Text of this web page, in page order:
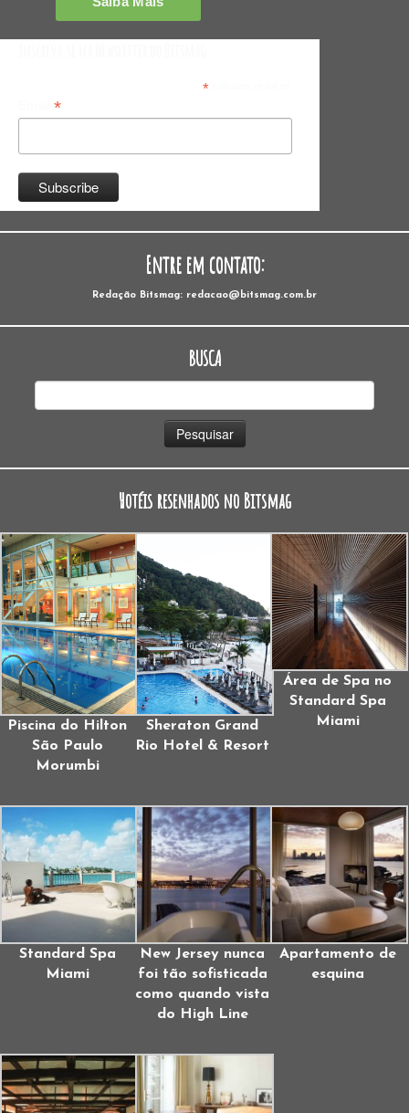
*indicates required
*
Entre em contato:
Redação Bitsmag: redacao@bitsmag.com.br
BUSCA
Hotéis resenhados no Bitsmag
Piscina do Hilton
São Paulo
Morumbi
Sheraton Grand
Rio Hotel & Resort
Área de Spa no
Standard Spa
Miami
Standard Spa
Miami
New Jersey nunca
foi tão sofisticada
como quando vista
do High Line
Apartamento de
esquina